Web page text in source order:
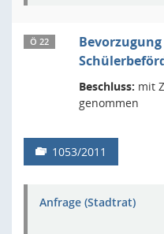
Ö 22
Beschluss: mit
genommen
1053/2011
Anfrage (Stadtrat)